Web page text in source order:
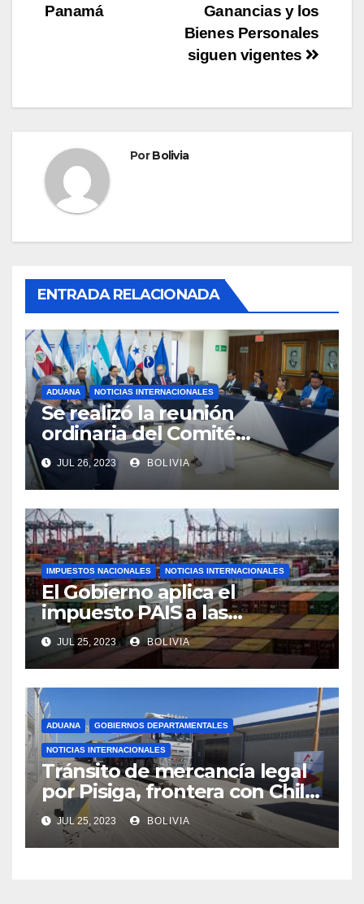
Ganancias y los
Bienes Personales
siguen vigentes
Panamá
PorBolivia
ENTRADA RELACIONADA
ADUANA NOTICIAS INTERNACIONALES
Se realizó la reunión
ordinaria del Comité
Aduanero Centroamericano
JUL 26, 2023 BOLIVIA
IMPUESTOS NACIONALES NOTICIAS INTERNACIONALES
El Gobierno aplica el
impuesto PAIS a las
importaciones de algunos
bienes y servicios
JUL 25, 2023 BOLIVIA
ADUANA GOBIERNOS DEPARTAMENTALES
NOTICIAS INTERNACIONALES
Tránsito de mercancía legal
por Pisiga, frontera con Chile,
crece en 42% a junio de este
año
JUL 25, 2023 BOLIVIA